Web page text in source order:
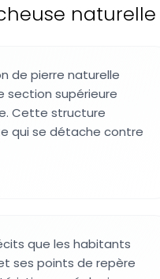
de pierre naturelle
section supérieure
Cette structure
qui se détache contre
que les habitants
ses points de repère